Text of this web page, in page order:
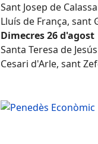
Sant Josep de
Lluís de França, sant
Dimecres 26 d'agost
Santa Teresa de
Cesari d'Arle, sant